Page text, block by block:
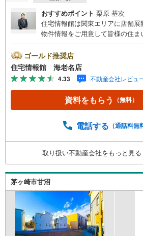
おすすめポイント 栗原 基次
住宅情報館は関東エリアに店舗
物件情報をご用意して皆様の住
さい。【営業時間 10:00～19:00
合は営業いたします）】「資料請
わせは上記時間内ですとスムーズ
タッフ一同お客様のお問合せをお
宅ローン相談会】開催中無理の
購入の際にかかる諸費用の概算
気軽にご相談ください。お客様第
実に努めさせて頂きます。住宅
物件のご紹介だけではなく、お住
の事ならなんでもご相談いただ
伺いしながら誠心誠意、全力で
お客様一人一人に合わせたライフ
いただきます。お気軽にご相談
ゴールド推奨店
住宅情報館 海老名店
4.33 不動産会社レビュ
資料をもらう （無料）
電話する （通話料無
取り扱い不動産会社をもっと見る
茅ヶ崎市甘沼